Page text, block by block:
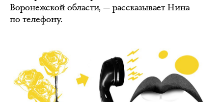
Воронежской области, — рассказывает Нина
по телефону.